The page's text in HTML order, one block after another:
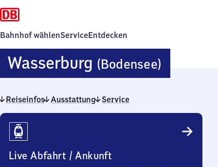
Bahnhof wählenServiceEntdecken
Wasserburg (Bodensee)
Reiseinfos Ausstattung Service
Reiseinfos
Live Abfahrt / Ankunft